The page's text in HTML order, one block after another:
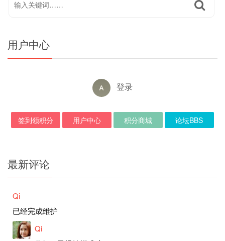
用户中心
登录
签到领积分 用户中心 积分商城 论坛BBS
最新评论
Qi
已经完成维护
Qi